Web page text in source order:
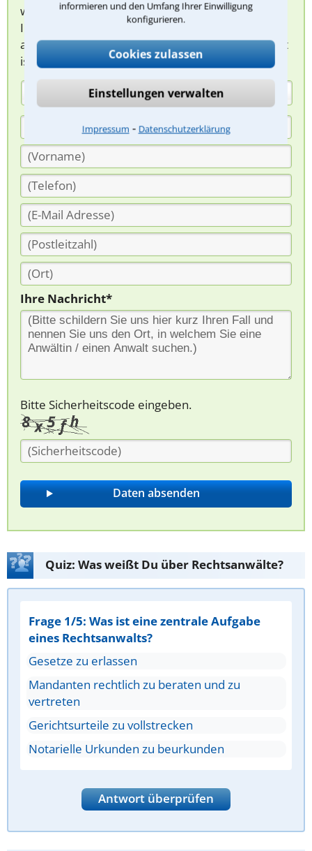
informieren und den Umfang Ihrer Einwilligung
konfigurieren.
Cookies zulassen
Einstellungen verwalten
Impressum ⁃ Datenschutzerklärung
werden sich spezialisierte Rechtsanwälte bei
Ihnen melden, um das weitere Vorgehen
abzuklären. Die Rückmeldung durch einen Anwalt
ist für Sie kostenlos.
Ihre Nachricht*
Bitte Sicherheitscode eingeben.
Quiz: Was weißt Du über Rechtsanwälte?
Frage 1/5: Was ist eine zentrale Aufgabe
eines Rechtsanwalts?
Gesetze zu erlassen
Mandanten rechtlich zu beraten und zu
vertreten
Gerichtsurteile zu vollstrecken
Notarielle Urkunden zu beurkunden
Antwort überprüfen